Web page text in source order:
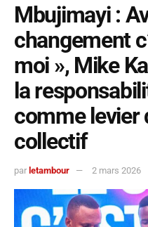
Mbujimayi :
changement
moi », Mike
la
comme levier
collectif
par letambour 2 mars 2026